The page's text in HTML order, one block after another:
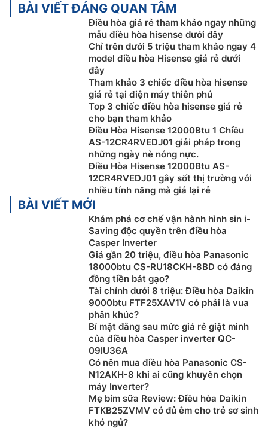
Dàn tản nhiệt mạ vàng
Dàn tản nhiệt trênđiều hòaHisense 12000btu 1 chiều
AS-12CR4RVEDJ01 này được làm bằng 100% hợp kim
đồng cùng với cánh tản nhiệt được mạ thêm lớp sơn
vàng chống ăn mòn từ đó mang lại hiệu quả trao đổi
nhiệt cao hơn, tiết kiệm điện năng và kéo dài tuổi thọ
Tính năng tự làm sạch dàn lạnh
BÀI VIẾT ĐÁNG QUAN TÂM
Điều hòa giá rẻ tham khảo ngay những
mẫu điều hòa hisense dưới đây
Chỉ trên dưới 5 triệu tham khảo ngay 4
model điều hòa Hisense giá rẻ dưới
đây
Tham khảo 3 chiếc điều hòa hisense
giá rẻ tại điện máy thiên phú
Top 3 chiếc điều hòa hisense giá rẻ
cho bạn tham khảo
Điều Hòa Hisense 12000Btu 1 Chiều
AS-12CR4RVEDJ01 giải pháp trong
những ngày nè nóng nực.
Điều Hòa Hisense 12000Btu AS-
12CR4RVEDJ01 gây sốt thị trường với
nhiều tính năng mà giá lại rẻ
BÀI VIẾT MỚI
Khám phá cơ chế vận hành hình sin i-
Saving độc quyền trên điều hòa
Casper Inverter
Giá gần 20 triệu, điều hòa Panasonic
18000btu CS-RU18CKH-8BD có đáng
đồng tiền bát gạo?
Tài chính dưới 8 triệu: Điều hòa Daikin
9000btu FTF25XAV1V có phải là vua
phân khúc?
Bí mật đằng sau mức giá rẻ giật mình
của điều hòa Casper inverter QC-
09IU36A
Có nên mua điều hòa Panasonic CS-
N12AKH-8 khi ai cũng khuyên chọn
máy Inverter?
Mẹ bỉm sữa Review: Điều hòa Daikin
FTKB25ZVMV có đủ êm cho trẻ sơ sinh
khó ngủ?